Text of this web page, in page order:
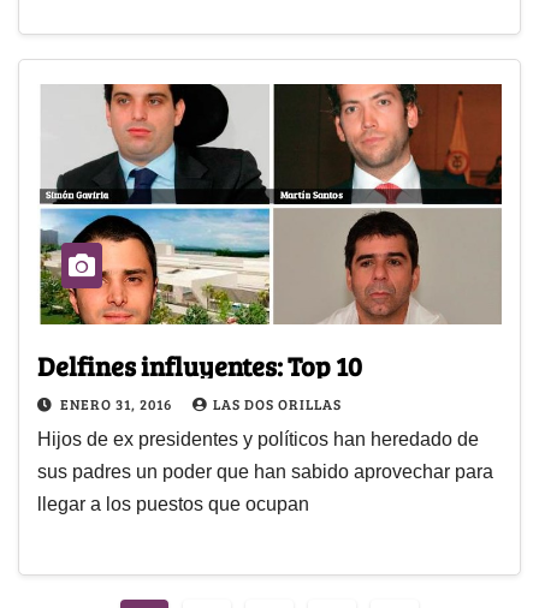
Delfines influyentes: Top 10
ENERO 31, 2016 LAS DOS ORILLAS
Hijos de ex presidentes y políticos han heredado de
sus padres un poder que han sabido aprovechar para
llegar a los puestos que ocupan